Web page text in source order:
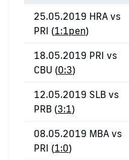
25.05.2019 HRA vs
PRI (1:1pen)
18.05.2019 PRI vs
CBU (0:3)
12.05.2019 SLB vs
PRB (3:1)
08.05.2019 MBA vs
PRI (1:0)